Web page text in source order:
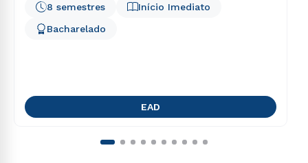
Início Imediato
8 semestres
Bacharelado
EAD